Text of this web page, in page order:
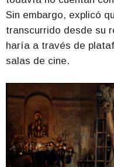
Sin embargo, explicó
transcurrido desde su
haría a través de
salas de cine.